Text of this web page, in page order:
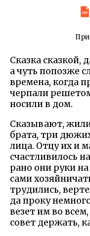
Сказка сказкой,
а чуть попозже
времена, когда
черпали
носили в дом.
Сказывают,
брата, три
лица. Отцу их и
счастливилось
рано они руки
сами
трудились,
да проку
везет им во
совет держать,